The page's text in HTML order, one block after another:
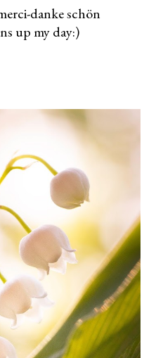
danke schön
up my day:)